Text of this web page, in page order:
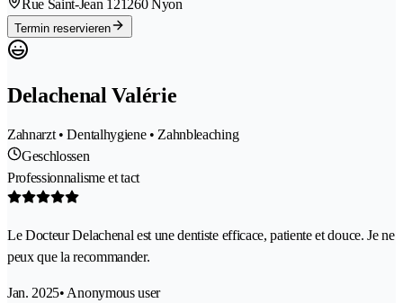
Rue Saint-Jean 121260 Nyon
Termin reservieren
Delachenal Valérie
Zahnarzt • Dentalhygiene • Zahnbleaching
Geschlossen
Professionnalisme et tact
Le Docteur Delachenal est une dentiste efficace, patiente et douce. Je ne
peux que la recommander.
Jan. 2025• Anonymous user